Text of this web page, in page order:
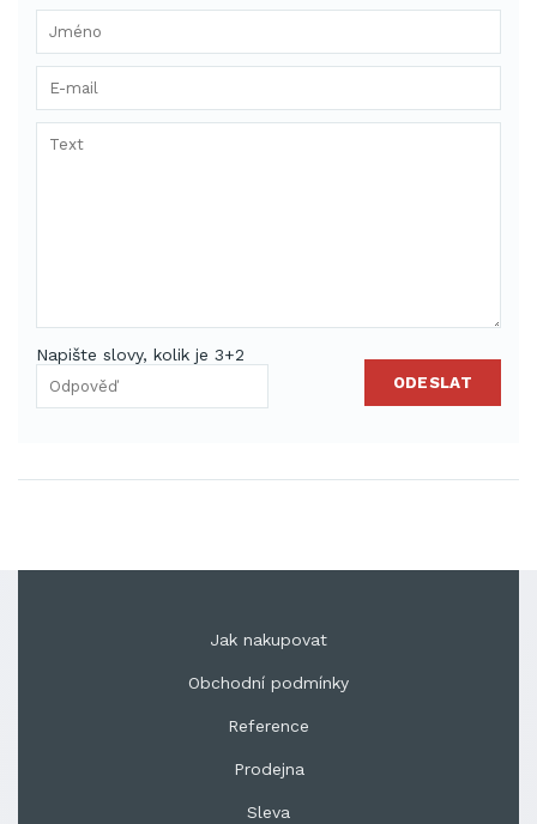
Napište slovy, kolik je 3+2
ODESLAT
Jak nakupovat
Obchodní podmínky
Reference
Prodejna
Sleva